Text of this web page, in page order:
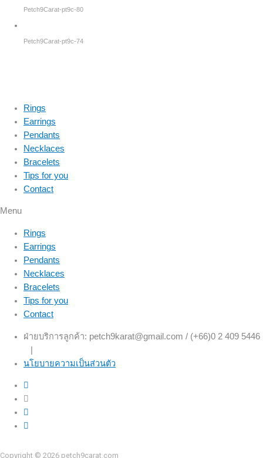
Petch9Carat-pt9c-80
Petch9Carat-pt9c-74
Rings
Earrings
Pendants
Necklaces
Bracelets
Tips for you
Contact
Menu
Rings
Earrings
Pendants
Necklaces
Bracelets
Tips for you
Contact
ฝ่ายบริการลูกค้า: petch9karat@gmail.com / (+66)0 2 409 5446
|
นโยบายความเป็นส่วนตัว
Copyright © 2026 petch9carat.com